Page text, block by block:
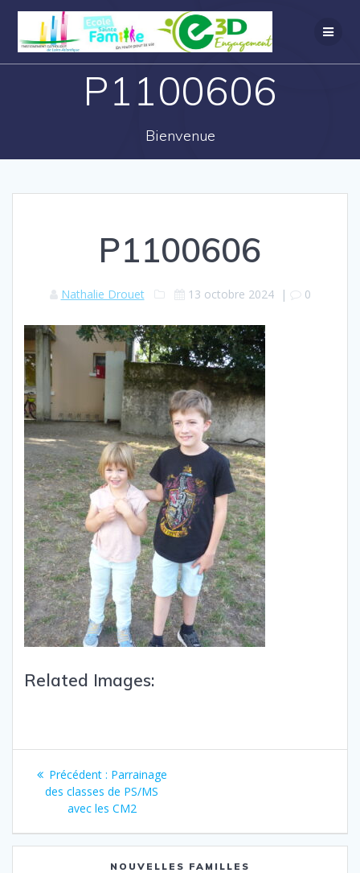
P1100606
Bienvenue
P1100606
Nathalie Drouet 13 octobre 2024| 0
Related Images:
Précédent : Parrainage
des classes de PS/MS
avec les CM2
NOUVELLES FAMILLES